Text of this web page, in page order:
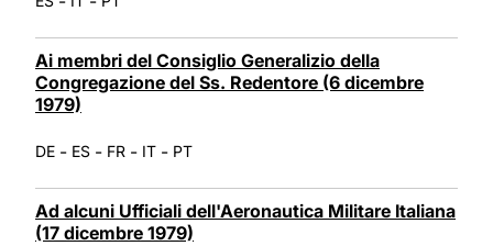
Ai membri del Consiglio Generalizio della
Congregazione del Ss. Redentore (6 dicembre
1979)
DE - ES - FR - IT - PT
Ad alcuni Ufficiali dell'Aeronautica Militare Italiana
(17 dicembre 1979)